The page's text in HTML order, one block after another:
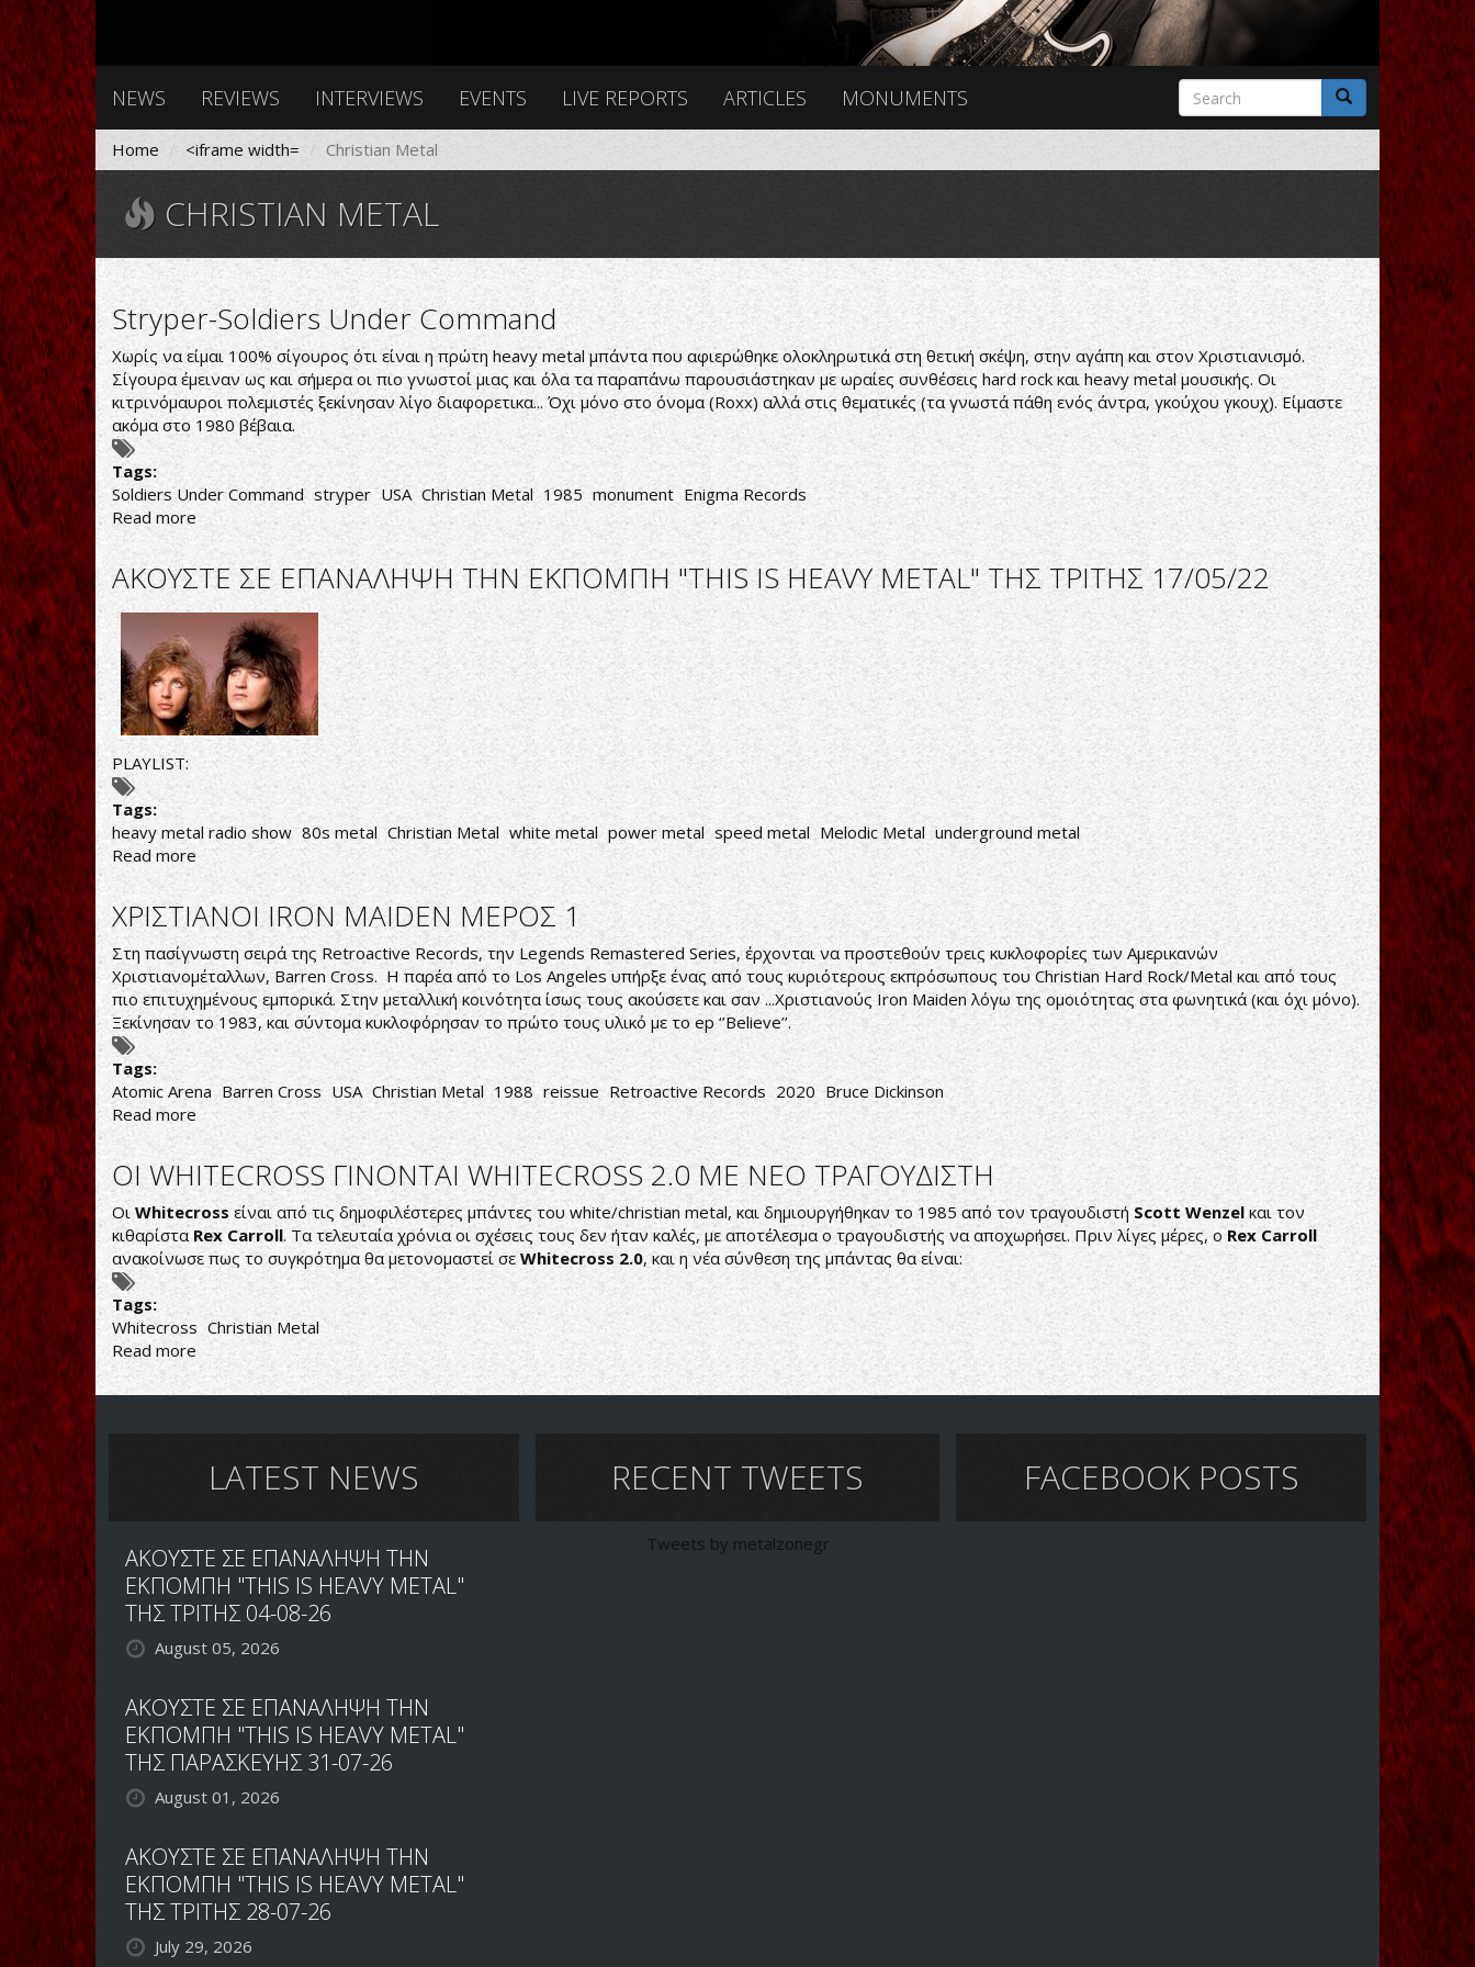
NEWS REVIEWS INTERVIEWS EVENTS LIVE REPORTS ARTICLES MONUMENTS
Search
form
Search
Home <iframe width= Christian Metal
CHRISTIAN METAL
Stryper-Soldiers Under Command
Χωρίς να είμαι 100% σίγουρος ότι είναι η πρώτη heavy metal μπάντα που αφιερώθηκε ολοκληρωτικά στη θετική σκέψη, στην αγάπη και στον Χριστιανισμό.
Σίγουρα έμειναν ως και σήμερα οι πιο γνωστοί μιας και όλα τα παραπάνω παρουσιάστηκαν με ωραίες συνθέσεις hard rock και heavy metal μουσικής. Οι
κιτρινόμαυροι πολεμιστές ξεκίνησαν λίγο διαφορετικα... Όχι μόνο στο όνομα (Roxx) αλλά στις θεματικές (τα γνωστά πάθη ενός άντρα, γκούχου γκουχ). Είμαστε
ακόμα στο 1980 βέβαια.
Tags:
Soldiers Under Command stryper USA Christian Metal 1985 monument Enigma Records
Read more about
Stryper-
Soldiers
Under
Command
ΑΚΟΥΣΤΕ ΣΕ ΕΠΑΝΑΛΗΨΗ ΤΗΝ ΕΚΠΟΜΠΗ "THIS IS HEAVY METAL" ΤΗΣ ΤΡΙΤΗΣ 17/05/22
PLAYLIST:
Tags:
heavy metal radio show 80s metal Christian Metal white metal power metal speed metal Melodic Metal underground metal
Read more about
ΑΚΟΥΣΤΕ
ΣΕ
ΕΠΑΝΑΛΗΨΗ
ΤΗΝ
ΕΚΠΟΜΠΗ
"THIS
IS
HEAVY
METAL"
ΤΗΣ
ΤΡΙΤΗΣ
17/05/22
ΧΡΙΣΤΙΑΝΟΙ IRON MAIDEN ΜΕΡΟΣ 1
Στη πασίγνωστη σειρά της Retroactive Records, την Legends Remastered Series, έρχονται να προστεθούν τρεις κυκλοφορίες των Αμερικανών
Χριστιανομέταλλων, Barren Cross. Η παρέα από το Los Angeles υπήρξε ένας από τους κυριότερους εκπρόσωπους του Christian Hard Rock/Metal και από τους
πιο επιτυχημένους εμπορικά. Στην μεταλλική κοινότητα ίσως τους ακούσετε και σαν ...Χριστιανούς Iron Maiden λόγω της ομοιότητας στα φωνητικά (και όχι μόνο).
Ξεκίνησαν το 1983, και σύντομα κυκλοφόρησαν το πρώτο τους υλικό με το ep ‘’Believe’’.
Tags:
Atomic Arena Barren Cross USA Christian Metal 1988 reissue Retroactive Records 2020 Bruce Dickinson
Read more about
ΧΡΙΣΤΙΑΝΟΙ
IRON
MAIDEN
ΜΕΡΟΣ
1
OI WHITECROSS ΓΙΝΟΝΤΑΙ WHITECROSS 2.0 ΜΕ ΝΕΟ ΤΡΑΓΟΥΔΙΣΤΗ
ΟιWhitecross είναι από τις δημοφιλέστερες μπάντες του white/christian metal, και δημιουργήθηκαν το 1985 από τον τραγουδιστή Scott Wenzelκαι τον
κιθαρίστα Rex Carroll. Τα τελευταία χρόνια οι σχέσεις τους δεν ήταν καλές, με αποτέλεσμα ο τραγουδιστής να αποχωρήσει. Πριν λίγες μέρες, οRex Carroll
ανακοίνωσε πως το συγκρότημα θα μετονομαστεί σε Whitecross 2.0, και η νέα σύνθεση της μπάντας θα είναι:
Tags:
Whitecross Christian Metal
Read more about
OI
WHITECROSS
2.0
ΜΕLATEST NEWS
ΑΚΟΥΣΤΕ ΣΕ ΕΠΑΝΑΛΗΨΗ ΤΗΝ
ΕΚΠΟΜΠΗ "THIS IS HEAVY METAL"
ΤΗΣ ΤΡΙΤΗΣ 04-08-26
August 05, 2026
ΑΚΟΥΣΤΕ ΣΕ ΕΠΑΝΑΛΗΨΗ ΤΗΝ
ΕΚΠΟΜΠΗ "THIS IS HEAVY METAL"
ΤΗΣ ΠΑΡΑΣΚΕΥΗΣ 31-07-26
August 01, 2026
ΑΚΟΥΣΤΕ ΣΕ ΕΠΑΝΑΛΗΨΗ ΤΗΝ
ΕΚΠΟΜΠΗ "THIS IS HEAVY METAL"
ΤΗΣ ΤΡΙΤΗΣ 28-07-26
July 29, 2026
RECENT TWEETS
Tweets by metalzonegr
FACEBOOK POSTS